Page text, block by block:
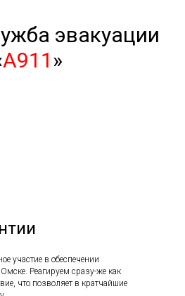
эвакуации
А911 »
участие в обеспечении
Реагируем сразу-же как
что позволяет в кратчайшие